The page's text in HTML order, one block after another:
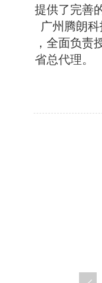
提供了完善
广州腾朗
，全面负责
省总代理。